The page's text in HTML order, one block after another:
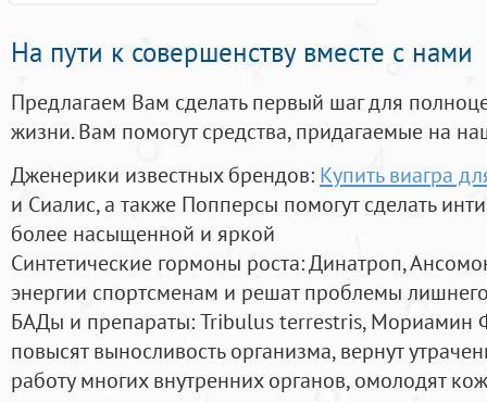
На пути к совершенству вместе с нами
Предлагаем Вам сделать первый шаг для
жизни. Вам помогут средства, придагаемые на
Дженерики известных брендов: Купить виагра
и Сиалис, а также Попперсы помогут сделать
более насыщенной и яркой
Синтетические гормоны роста: Динатроп,
энергии спортсменам и решат проблемы
БАДы и препараты:Tribulus terrestris, Мориамин
повысят выносливость организма, вернут
работу многих внутренних органов, омолодят